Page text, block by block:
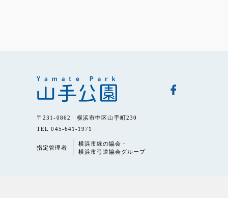
〒231-0862 横浜市中区山手町230
TEL 045-641-1971
指定管理者
横浜市緑の協会・
横浜市弓道協会グループ